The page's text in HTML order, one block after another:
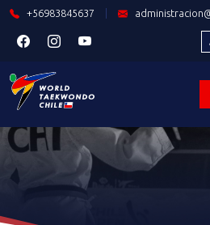
+56983845637